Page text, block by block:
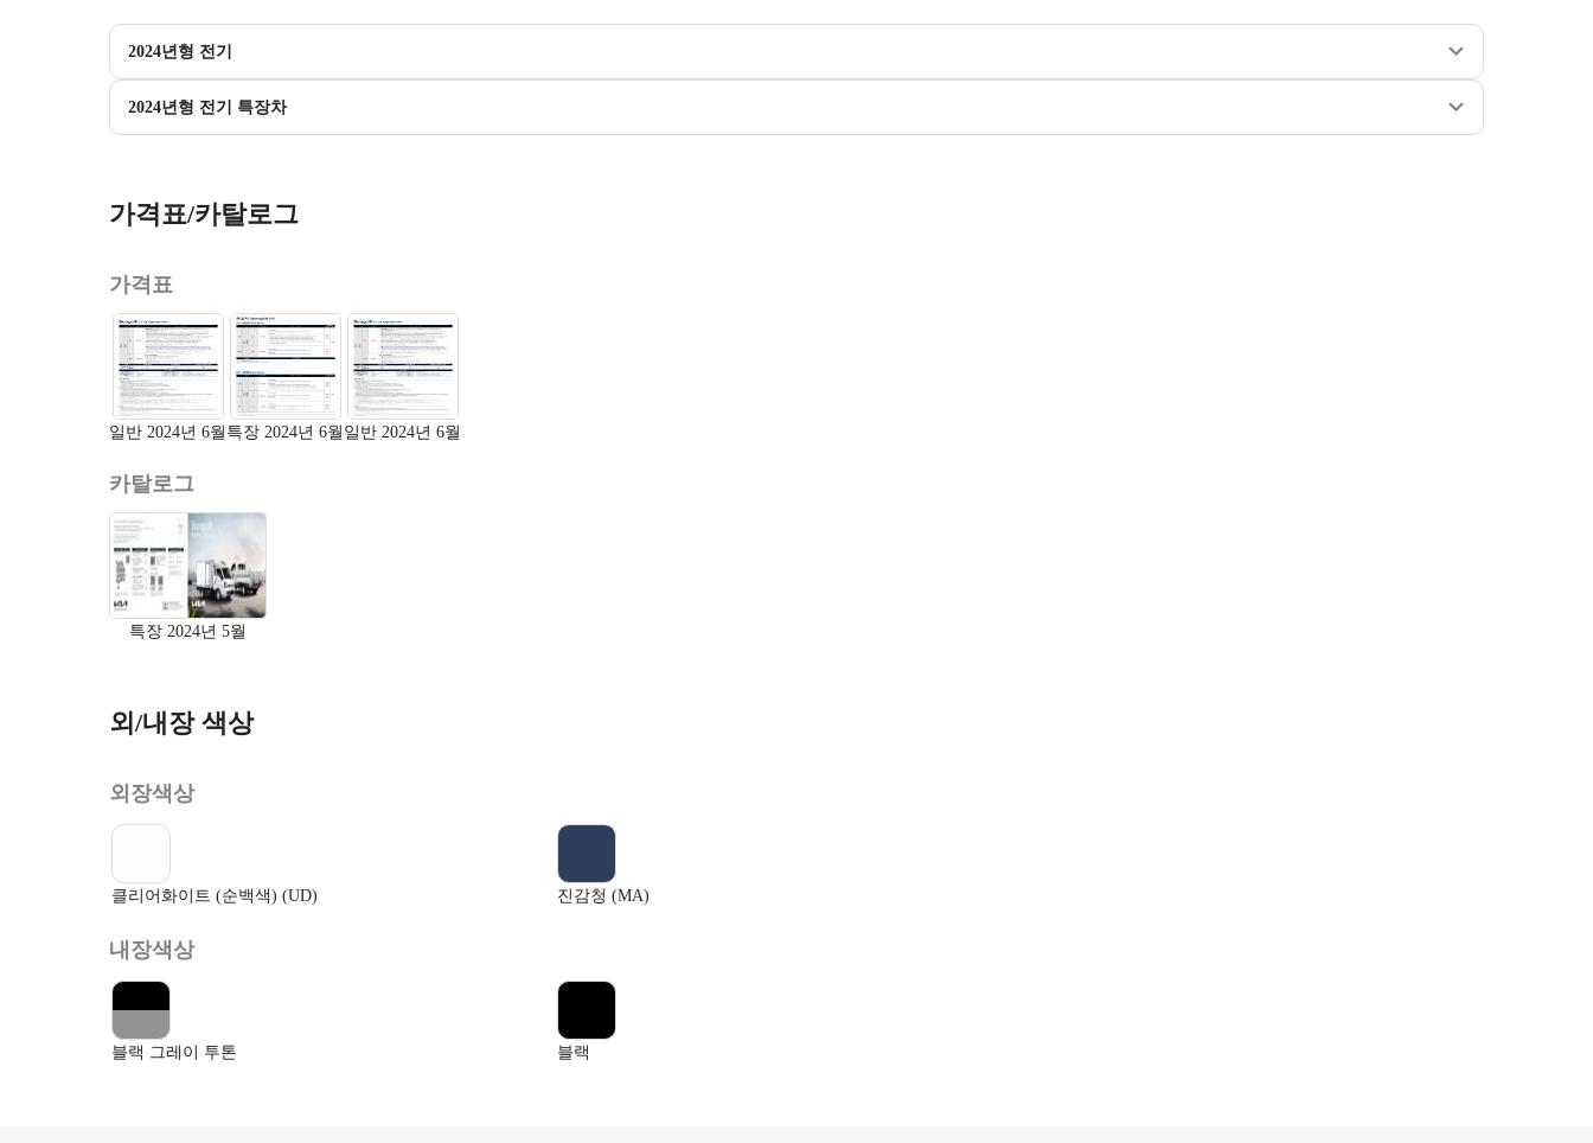
2024년형 전기
2024년형 전기 특장차
가격표/카탈로그
가격표
일반 2024년 6월 특장 2024년 6월 일반 2024년 6월
카탈로그
특장 2024년 5월
외/내장 색상
외장색상
클리어화이트 (순백색) (UD) 진감청 (MA)
내장색상
블랙 그레이 투톤 블랙